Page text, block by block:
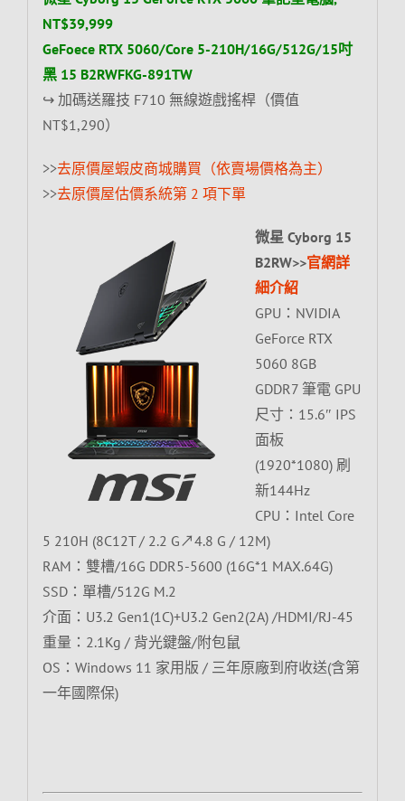
NT$39,999
GeFoece RTX 5060/Core 5-210H/16G/512G/15吋
黑 15 B2RWFKG-891TW
↪ 加碼送羅技 F710 無線遊戲搖桿（價值
NT$1,290）
>>去原價屋蝦皮商城購買（依賣場價格為主）
>>去原價屋估價系統第 2 項下單
微星 Cyborg 15
B2RW>>官網詳
細介紹
GPU：NVIDIA
GeForce RTX
5060 8GB
GDDR7 筆電 GPU
尺寸：15.6″ IPS
面板
(1920*1080) 刷
新144Hz
CPU：Intel Core
5 210H (8C12T / 2.2 G↗4.8 G / 12M)
RAM：雙槽/16G DDR5-5600 (16G*1 MAX.64G)
SSD：單槽/512G M.2
介面：U3.2 Gen1(1C)+U3.2 Gen2(2A) /HDMI/RJ-45
重量：2.1Kg / 背光鍵盤/附包鼠
OS：Windows 11 家用版 / 三年原廠到府收送(含第
一年國際保)